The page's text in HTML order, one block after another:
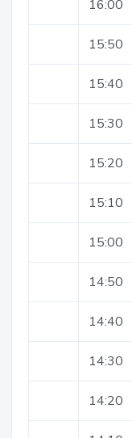
16:00
15:50
15:40
15:30
15:20
15:10
15:00
14:50
14:40
14:30
14:20